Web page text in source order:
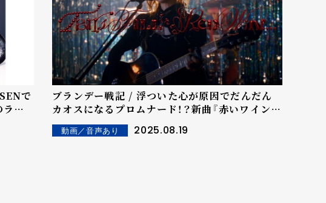
ブランデー戦記 / 浮ついた心が原因でだんだん
カオスになるプロムナード！？新曲『赤いワインに
涙が・・・』のMusicVideoが公開！
動画／音声あり 2025.08.19